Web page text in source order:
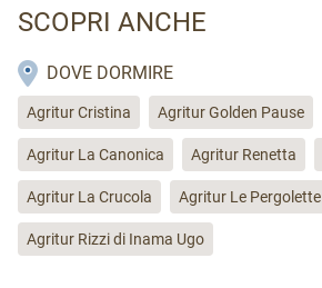
SCOPRI ANCHE
DOVE DORMIRE
Agritur Cristina Agritur Golden Pause
Agritur La Canonica Agritur Renetta
Agritur La Crucola Agritur Le Pergolette
Agritur Rizzi di Inama Ugo